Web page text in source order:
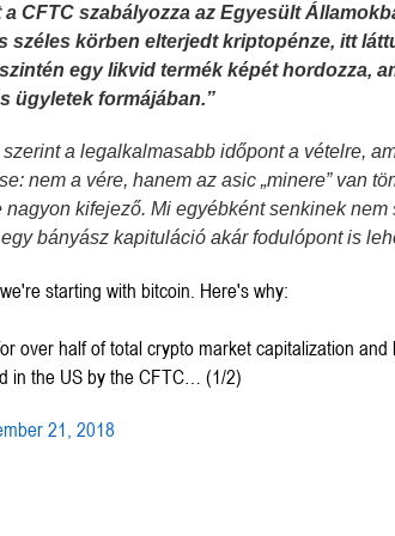
CFTC szabályozza az Egyesült
széles körben elterjedt kriptopénze, itt
egy likvid termék képét hordozza,
ügyletek formájában.”
a legalkalmasabb időpont a vételre,
nem a vére, hanem az asic „minere” van
nagyon kifejező. Mi egyébként senkinek
bányász kapituláció akár fodulópont is
starting with bitcoin. Here's why:
over half of total crypto market capitalization
in the US by the CFTC… (1/2)
21, 2018
Megérkezett a kazah